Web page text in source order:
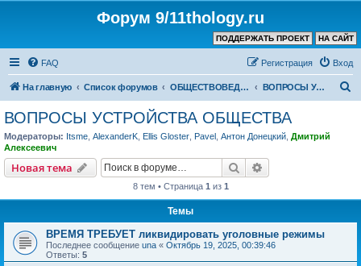
Форум 9/11thology.ru
НА САЙТ
ПОДДЕРЖАТЬ ПРОЕКТ
FAQ Вход
Регистрация
На главную Список форумов ОБЩЕСТВОВЕДЕНИЕ и РЕЛИГИЯ ВОПРОСЫ УСТРОЙСТВА ОБЩЕСТВА
ВОПРОСЫ УСТРОЙСТВА ОБЩЕСТВА
Модераторы: Itsme AlexanderK Ellis Gloster Pavel Антон Донецкий Дмитрий
Алексеевич
Новая тема Поиск
8 тем • Страница 1 из 1
Темы
ВРЕМЯ ТРЕБУЕТ ликвидировать уголовные режимы
Последнее сообщение una « Октябрь 19, 2025, 00:39:46
Ответы: 5